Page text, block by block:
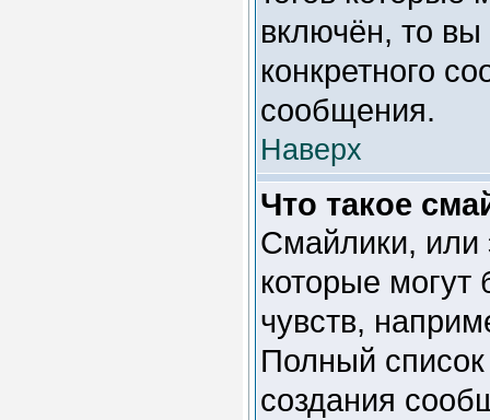
включён, то
конкретного
сообщения.
Наверх
Что такое
Смайлики, или
которые
чувств,
Полный
создания